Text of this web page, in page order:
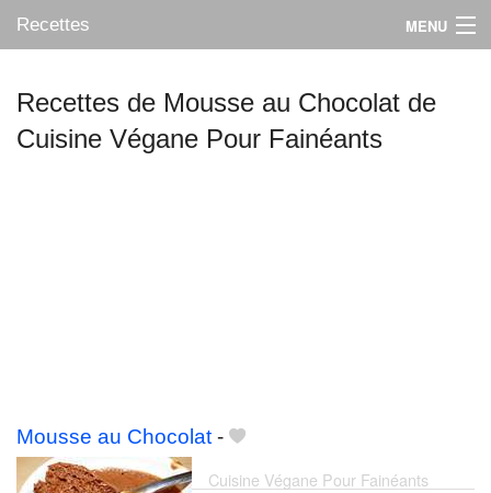
Recettes MENU
Mes blogs préférés
Recettes de Mousse au Chocolat de
Cuisine Végane Pour Fainéants
Mousse au Chocolat -
Cuisine Végane Pour Fainéants